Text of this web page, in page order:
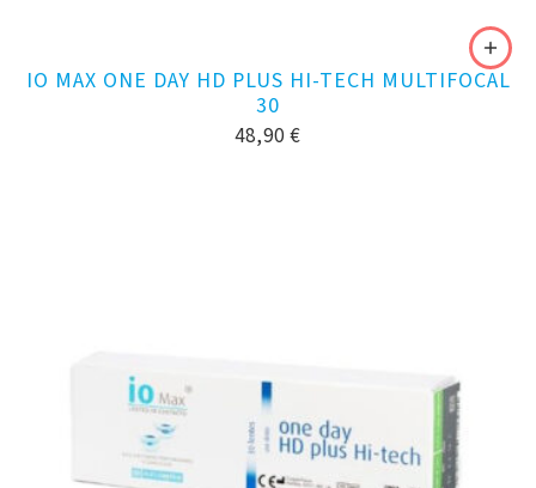
IO MAX ONE DAY HD PLUS HI-TECH MULTIFOCAL
30
48,90 €